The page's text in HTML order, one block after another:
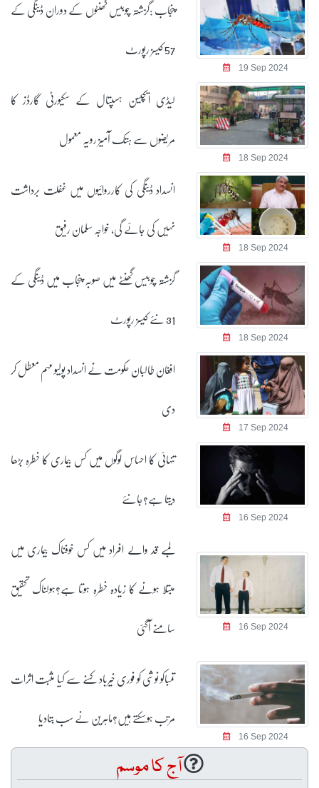
19 Sep 2024
پنجاب :گزشتہ چوبیس گھنٹوں کے دوران ڈینگی کے
57 کیسز رپورٹ
18 Sep 2024
لیڈی ایچیسن ہسپتال کے سکیورٹی گارڈز کا
مریضوں سے ہتک آمیز رویہ معمول
18 Sep 2024
انسداد ڈینگی کی کارروائیوں میں غفلت برداشت
نہیں کی جائے گی، خواجہ سلمان رفیق
18 Sep 2024
گزشتہ چوبیس گھنٹے میں صوبہ پنجاب میں ڈینگی کے
31 نئے کیسز رپورٹ
17 Sep 2024
افغان طالبان حکومت نے انسداد پولیو مہم معطل کر
دی
16 Sep 2024
تنہائی کا احساس لوگوں میں کس بیماری کا خطرہ بڑھا
دیتا ہے؟جانئے
16 Sep 2024
لمبے قد والے افراد میں کس خوفناک بیماری میں
مبتلا ہونے کا زیادہ خطرہ ہوتا ہے؟ہولناک تحقیق
سامنے آگئی
16 Sep 2024
تمباکو نوشی کو فوری خیرباد کہنے سے کیا مثبت اثرات
مرتب ہوسکتے ہیں؟ماہرین نے سب بتادیا
آج کا موسم